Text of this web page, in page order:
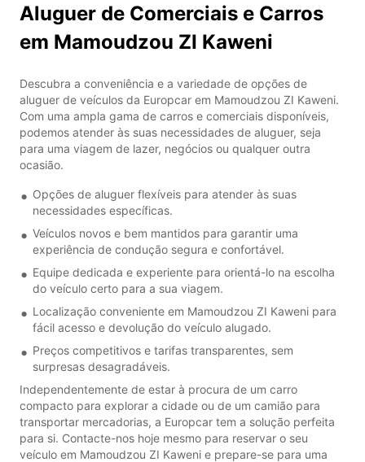
Aluguer de Comerciais e Carros
em Mamoudzou ZI Kaweni
Descubra a conveniência e a variedade de opções de
aluguer de veículos da Europcar em Mamoudzou ZI Kaweni.
Com uma ampla gama de carros e comerciais disponíveis,
podemos atender às suas necessidades de aluguer, seja
para uma viagem de lazer, negócios ou qualquer outra
ocasião.
Opções de aluguer flexíveis para atender às suas
necessidades específicas.
Veículos novos e bem mantidos para garantir uma
experiência de condução segura e confortável.
Equipe dedicada e experiente para orientá-lo na escolha
do veículo certo para a sua viagem.
Localização conveniente em Mamoudzou ZI Kaweni para
fácil acesso e devolução do veículo alugado.
Preços competitivos e tarifas transparentes, sem
surpresas desagradáveis.
Independentemente de estar à procura de um carro
compacto para explorar a cidade ou de um camião para
transportar mercadorias, a Europcar tem a solução perfeita
para si. Contacte-nos hoje mesmo para reservar o seu
veículo em Mamoudzou ZI Kaweni e prepare-se para uma